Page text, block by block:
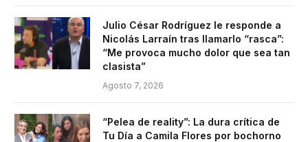
Julio César Rodríguez le responde a
Nicolás Larraín tras llamarlo “rasca”:
“Me provoca mucho dolor que sea tan
clasista”
Agosto 7, 2026
“Pelea de reality”: La dura crítica de
Tu Día a Camila Flores por bochorno